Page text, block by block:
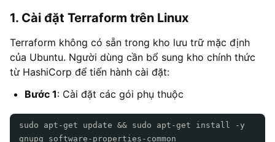
1. Cài đặt Terraform trên Linux
Terraform không có sẵn trong kho lưu trữ mặc định
của Ubuntu. Người dùng cần bổ sung kho chính thức
từ HashiCorp để tiến hành cài đặt:
Bước 1: Cài đặt các gói phụ thuộc
sudo apt-get update && sudo apt-get install -y
gnupg software-properties-common